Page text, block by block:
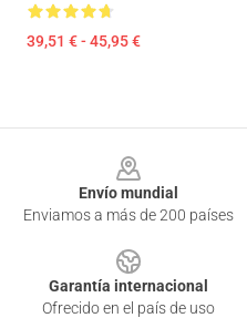
39,51 € - 45,95 €
Envío mundial
Enviamos a más de 200 países
Garantía internacional
Ofrecido en el país de uso